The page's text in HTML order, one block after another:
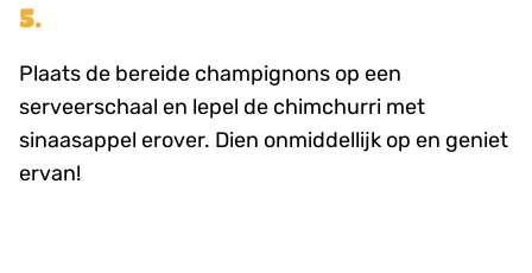
5.
Plaats de bereide champignons op een
serveerschaal en lepel de chimchurri met
sinaasappel erover. Dien onmiddellijk op en geniet
ervan!